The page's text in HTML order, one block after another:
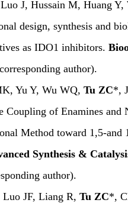
J, Hussain M, Huang Y,
design, synthesis and
as IDO1 inhibitors.
author).
Yu Y, Wu WQ, Tu ZC*,
of Enamines and
Method toward 1,5-and
Synthesis &
author).
JF, Liang R, Tu ZC*,